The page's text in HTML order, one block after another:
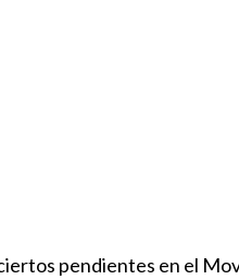
pendientes en el